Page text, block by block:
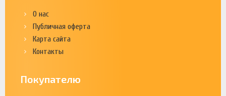
О нас
Публичная оферта
Карта сайта
Контакты
Покупателю